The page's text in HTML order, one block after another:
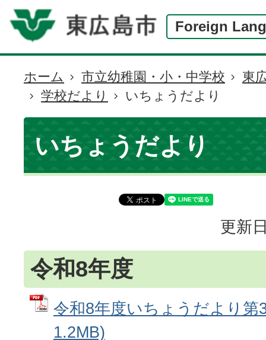
Foreign
現
在
の
位
置
ホーム 市立幼稚園・小・中学校
東
学校だより
いちょうだより
いちょうだより
更新
令和8年度
令和8年度いちょうだより第
1.2MB)